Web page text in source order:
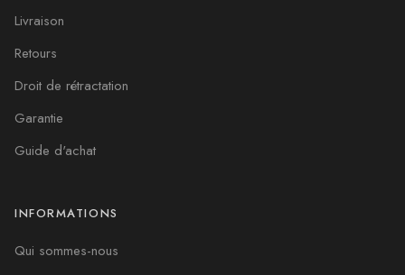
Livraison
Retours
Droit de rétractation
Garantie
Guide d'achat
INFORMATIONS
Qui sommes-nous